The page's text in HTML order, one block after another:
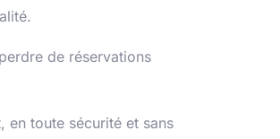
de réservations
en toute sécurité et sans